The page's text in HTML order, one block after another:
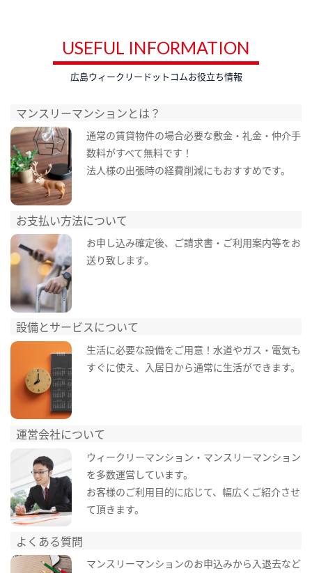
USEFUL INFORMATION
広島ウィークリードットコムお役立ち情報
マンスリーマンションとは？
通常の賃貸物件の場合必要な敷金・礼金・仲介手
数料がすべて無料です！
法人様の出張時の経費削減にもおすすめです。
お支払い方法について
お申し込み確定後、ご請求書・ご利用案内等をお
送り致します。
設備とサービスについて
生活に必要な設備をご用意！水道やガス・電気も
すぐに使え、入居日から通常に生活ができます。
運営会社について
ウィークリーマンション・マンスリーマンション
を多数運営しています。
お客様のご利用目的に応じて、幅広くご紹介させ
て頂きます。
よくある質問
マンスリーマンションのお申込みから入退去など